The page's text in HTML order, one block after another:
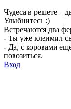
Чудеса в решете –
Улыбнитесь :)
Встречаются два
- Ты уже клеймил
- Да, с коровами
повозиться.
Вход